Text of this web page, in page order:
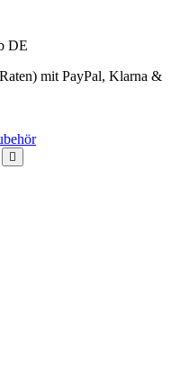
DE
mit PayPal, Klarna &